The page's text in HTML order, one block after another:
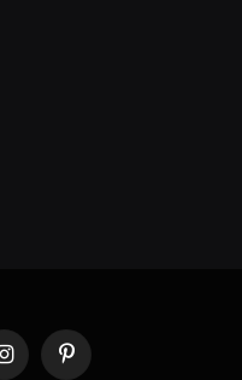
InstagramPinterest